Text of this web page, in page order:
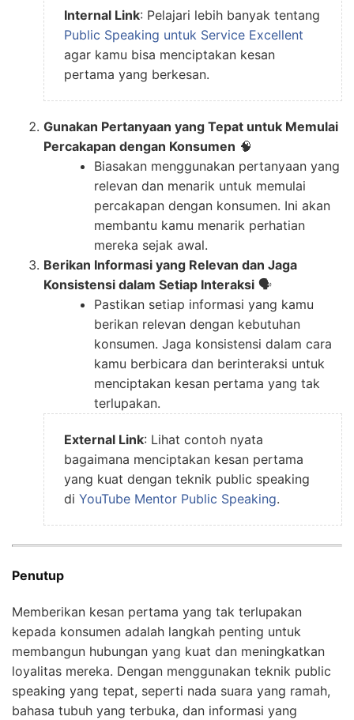
Internal Link: Pelajari lebih banyak tentang
Public Speaking untuk Service Excellent
agar kamu bisa menciptakan kesan
pertama yang berkesan.
Gunakan Pertanyaan yang Tepat untuk Memulai
Percakapan dengan Konsumen 🧠
Biasakan menggunakan pertanyaan yang
relevan dan menarik untuk memulai
percakapan dengan konsumen. Ini akan
membantu kamu menarik perhatian
mereka sejak awal.
Berikan Informasi yang Relevan dan Jaga
Konsistensi dalam Setiap Interaksi 🗣️
Pastikan setiap informasi yang kamu
berikan relevan dengan kebutuhan
konsumen. Jaga konsistensi dalam cara
kamu berbicara dan berinteraksi untuk
menciptakan kesan pertama yang tak
terlupakan.
External Link: Lihat contoh nyata
bagaimana menciptakan kesan pertama
yang kuat dengan teknik public speaking
di YouTube Mentor Public Speaking.
Penutup
Memberikan kesan pertama yang tak terlupakan
kepada konsumen adalah langkah penting untuk
membangun hubungan yang kuat dan meningkatkan
loyalitas mereka. Dengan menggunakan teknik public
speaking yang tepat, seperti nada suara yang ramah,
bahasa tubuh yang terbuka, dan informasi yang